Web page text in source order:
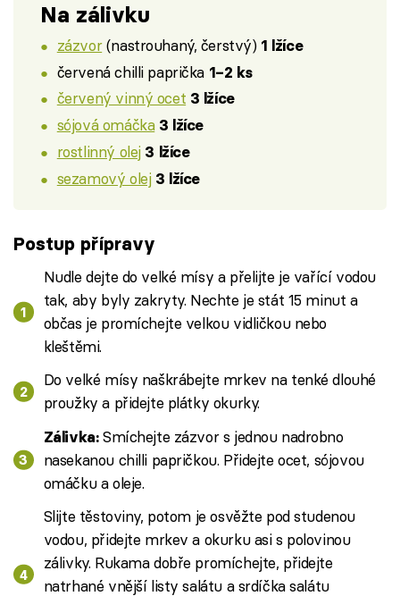
Na zálivku
zázvor(nastrouhaný, čerstvý) 1 lžíce
červená chilli paprička 1–2 ks
červený vinný ocet 3 lžíce
sójová omáčka 3 lžíce
rostlinný olej 3 lžíce
sezamový olej 3 lžíce
Postup přípravy
Nudle dejte do velké mísy a přelijte je vařící vodou
tak, aby byly zakryty. Nechte je stát 15 minut a
občas je promíchejte velkou vidličkou nebo
kleštěmi.
Do velké mísy naškrábejte mrkev na tenké dlouhé
proužky a přidejte plátky okurky.
Zálivka:Smíchejte zázvor s jednou nadrobno
nasekanou chilli papričkou. Přidejte ocet, sójovou
omáčku a oleje.
Slijte těstoviny, potom je osvěžte pod studenou
vodou, přidejte mrkev a okurku asi s polovinou
zálivky. Rukama dobře promíchejte, přidejte
natrhané vnější listy salátu a srdíčka salátu